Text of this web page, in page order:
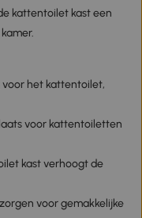
kattentoilet kast een
het kattentoilet,
voor kattentoiletten
kast verhoogt de
voor gemakkelijke